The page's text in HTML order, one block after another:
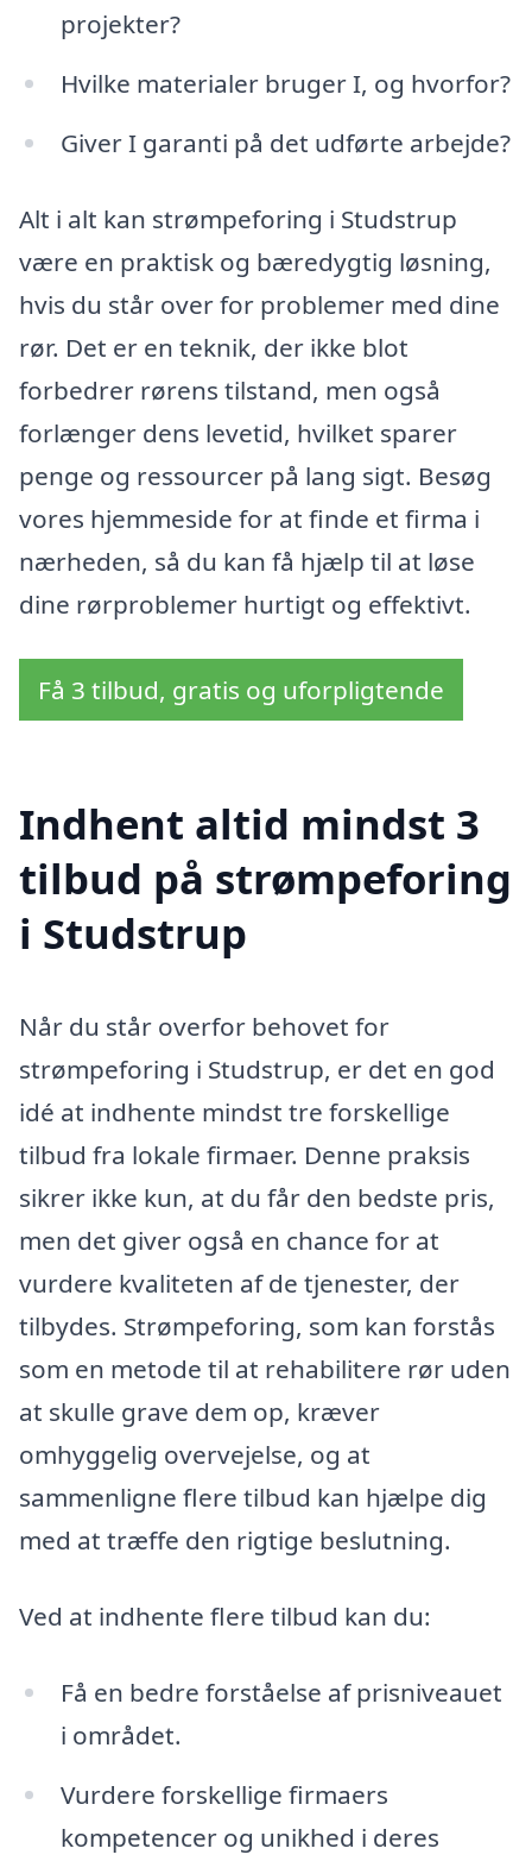
projekter?
Hvilke materialer bruger I, og hvorfor?
Giver I garanti på det udførte arbejde?
Alt i alt kan strømpeforing i Studstrup
være en praktisk og bæredygtig løsning,
hvis du står over for problemer med dine
rør. Det er en teknik, der ikke blot
forbedrer rørens tilstand, men også
forlænger dens levetid, hvilket sparer
penge og ressourcer på lang sigt. Besøg
vores hjemmeside for at finde et firma i
nærheden, så du kan få hjælp til at løse
dine rørproblemer hurtigt og effektivt.
Få 3 tilbud, gratis og uforpligtende
Indhent altid mindst 3
tilbud på strømpeforing
i Studstrup
Når du står overfor behovet for
strømpeforing i Studstrup, er det en god
idé at indhente mindst tre forskellige
tilbud fra lokale firmaer. Denne praksis
sikrer ikke kun, at du får den bedste pris,
men det giver også en chance for at
vurdere kvaliteten af de tjenester, der
tilbydes. Strømpeforing, som kan forstås
som en metode til at rehabilitere rør uden
at skulle grave dem op, kræver
omhyggelig overvejelse, og at
sammenligne flere tilbud kan hjælpe dig
med at træffe den rigtige beslutning.
Ved at indhente flere tilbud kan du:
Få en bedre forståelse af prisniveauet
i området.
Vurdere forskellige firmaers
kompetencer og unikhed i deres